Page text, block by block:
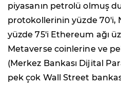
piyasanın petrolü olmuş
protokollerinin yüzde 70'i,
yüzde 75'i Ethereum ağı
Metaverse coinlerine ve
(Merkez Bankası Dijital
pek çok Wall Street